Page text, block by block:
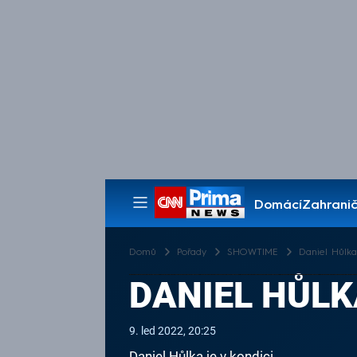
Domácí
Pořady
Domů Pořady SHOWTIME Daniel
DANIEL
9. led 2022, 20:25